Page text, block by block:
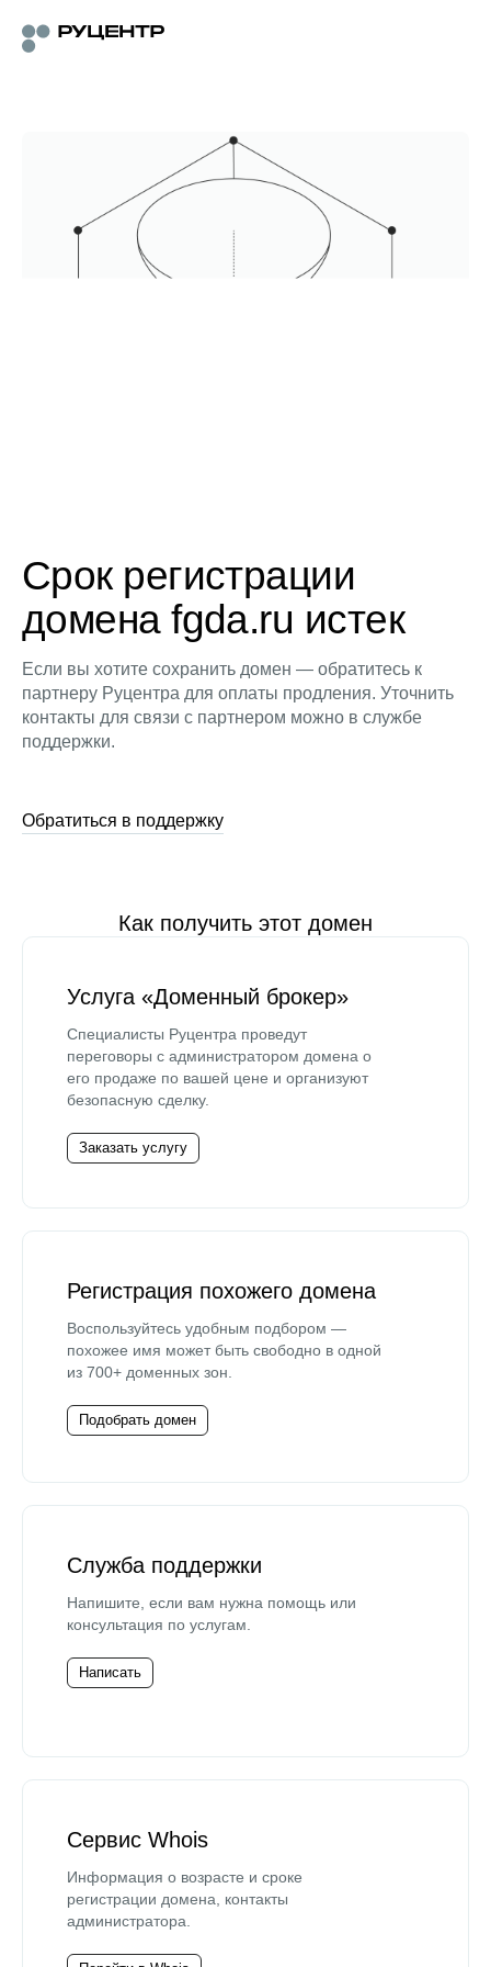
Срок регистрации
домена fgda.ru истек
Если вы хотите сохранить домен — обратитесь к
партнеру Руцентра для оплаты продления. Уточнить
контакты для связи с партнером можно в службе
поддержки.
Обратиться в поддержку
Как получить этот домен
Услуга «Доменный брокер»
Специалисты Руцентра проведут
переговоры с администратором домена о
его продаже по вашей цене и организуют
безопасную сделку.
Заказать услугу
Регистрация похожего домена
Воспользуйтесь удобным подбором —
похожее имя может быть свободно в одной
из 700+ доменных зон.
Подобрать домен
Служба поддержки
Напишите, если вам нужна помощь или
консультация по услугам.
Написать
Сервис Whois
Информация о возрасте и сроке
регистрации домена, контакты
администратора.